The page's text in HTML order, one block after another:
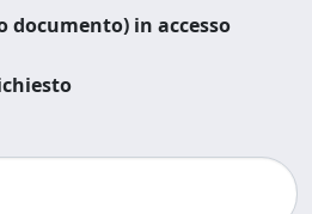
in accesso